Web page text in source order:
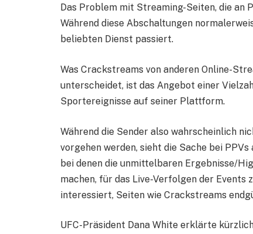
Das Problem mit Streaming-Seiten, die an
Während diese Abschaltungen
beliebten Dienst passiert.
Was Crackstreams von anderen Online-
unterscheidet, ist das Angebot einer
Sportereignisse auf seiner Plattform.
Während die Sender also wahrscheinlich
vorgehen werden, sieht die Sache bei
bei denen die unmittelbaren Ergebnisse/
machen, für das Live-Verfolgen der Events
interessiert, Seiten wie Crackstreams
UFC-Präsident Dana White erklärte